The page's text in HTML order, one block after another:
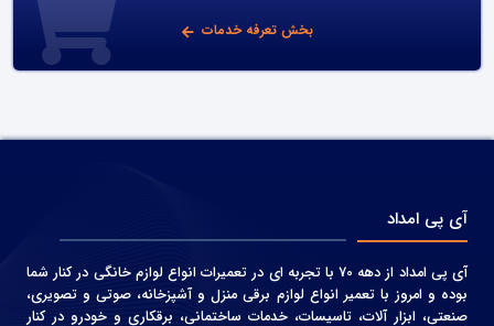
بخش تعرفه خدمات
آی پی امداد
آی پی امداد از دهه 70 با تجربه ای در تعمیرات انواع لوازم خانگی در کنار شما
بوده و امروز با تعمیر انواع لوازم برقی منزل و آشپزخانه، صوتی و‌ تصویری،
صنعتی، ابزار آلات، تاسیسات، خدمات ساختمانی، برقکاری و خودرو در کنار